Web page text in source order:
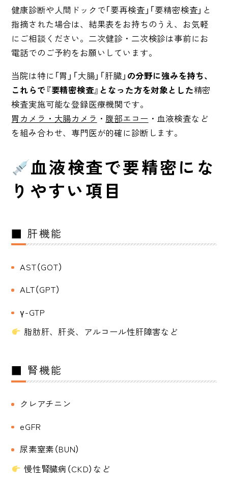
健康診断や人間ドックで「要再検査」「要精密検査」と
指摘された場合は、結果表をお持ちのうえ、お気軽
にご相談ください。二次健診・二次検診は事前にお
電話でのご予約をお願いしています。
当院は特に「胃」「大腸」「肝臓」 の分野に強みを持ち、
これらで『要精密検査』となった方を対象とした精密
検査実施可能な登録医療機関です。
胃カメラ・大腸カメラ ・ 腹部エコー ・血液検査など
を組み合わせ、専門医が的確に診断します。
血液検査で要精密にな
りやすい項目
■ 肝機能
AST（GOT）
ALT（GPT）
γ-GTP
脂肪肝、肝炎、アルコール性肝障害など
■ 腎機能
クレアチニン
eGFR
尿素窒素（BUN）
慢性腎臓病（CKD）など